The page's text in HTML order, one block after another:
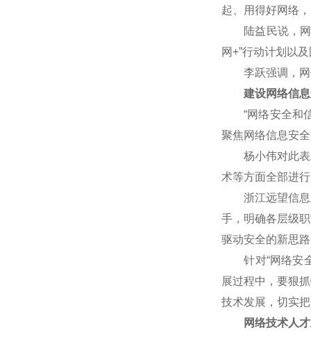
起、用得好网络
陆益民说，网
网+”行动计划以
李跃强调，网
建设网络信息
“网络安全和信
聚焦网络信息安
杨小伟对此表示
术等方面全部进
浙江远望信息股
手，明确各层级
驱动安全的新思
针对“网络安全
展过程中，要狠
技术发展，切实
网络技术人才